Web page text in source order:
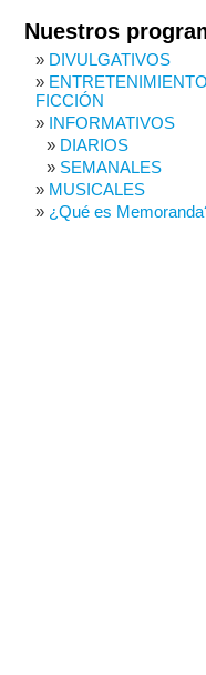
Nuestros
DIVULGATIVOS
FICCIÓN
INFORMATIVOS
DIARIOS
SEMANALES
MUSICALES
¿Qué es